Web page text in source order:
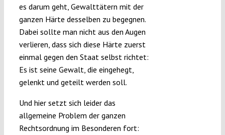
es darum geht, Gewalttätern mit der
ganzen Härte desselben zu begegnen.
Dabei sollte man nicht aus den Augen
verlieren, dass sich diese Härte zuerst
einmal gegen den Staat selbst richtet:
Es ist seine Gewalt, die eingehegt,
gelenkt und geteilt werden soll.
Und hier setzt sich leider das
allgemeine Problem der ganzen
Rechtsordnung im Besonderen fort: